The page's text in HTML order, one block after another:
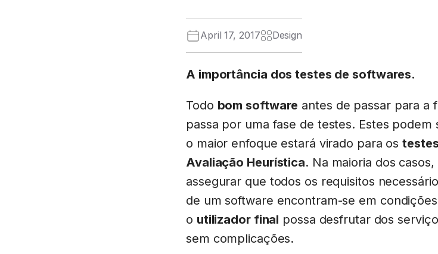
April 17, 2017 Design
A importância dos testes de softwares.
Todo bom software antes de passar para a
passa por uma fase de testes. Estes
o maior enfoque estará virado para os
Avaliação Heurística. Na maioria dos
assegurar que todos os requisitos
de um software encontram-se em
o utilizador final possa desfrutar dos
sem complicações.